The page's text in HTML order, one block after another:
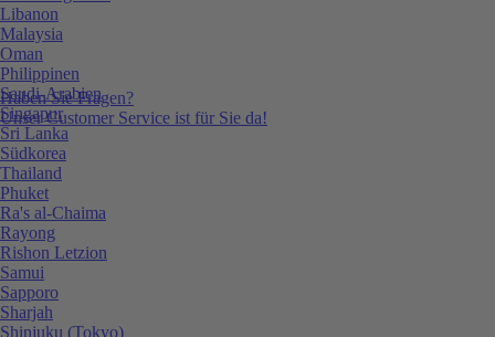
Haben Sie Fragen?
Unser Customer Service ist für Sie da!
Libanon
Malaysia
Oman
Philippinen
Saudi-Arabien
Singapur
Sri Lanka
Südkorea
Thailand
Phuket
Ra's al-Chaima
Rayong
Rishon Letzion
Samui
Sapporo
Sharjah
Shinjuku (Tokyo)